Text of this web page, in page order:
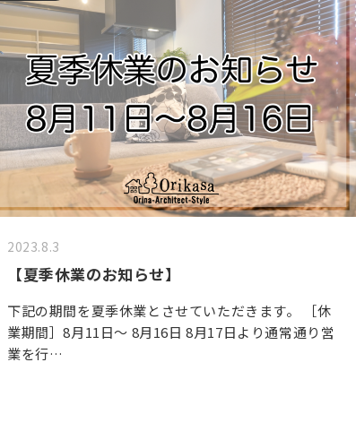
2023.8.3
【夏季休業のお知らせ】
下記の期間を夏季休業とさせていただきます。 ［休
業期間］8月11日〜 8月16日 8月17日より通常通り営
業を行…